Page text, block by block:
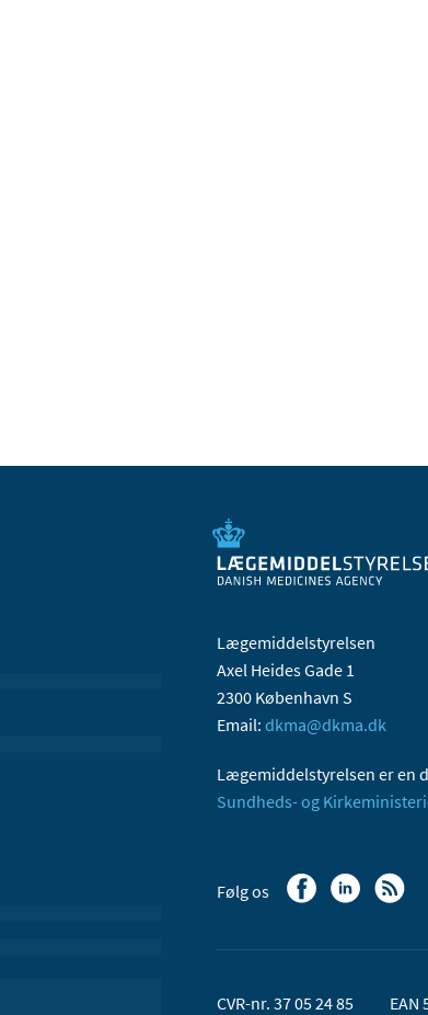
Lægemiddelstyrelsen
Axel Heides Gade 1
2300 København S
Email: dkma@dkma.dk
Lægemiddelstyrelsen er en
Sundheds- og
Følg os
CVR-nr. 37 05 24 85 EAN